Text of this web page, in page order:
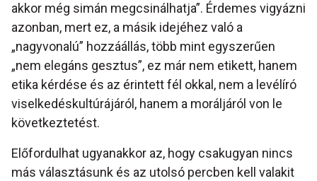
akkor még simán megcsinálhatja”. Érdemes vigyázni
azonban, mert ez, a másik idejéhez való a
„nagyvonalú” hozzáállás, több mint egyszerűen
„nem elegáns gesztus”, ez már nem etikett, hanem
etika kérdése és az érintett fél okkal, nem a levélíró
viselkedéskultúrájáról, hanem a moráljáról von le
következtetést.
Előfordulhat ugyanakkor az, hogy csakugyan nincs
más választásunk és az utolsó percben kell valakit